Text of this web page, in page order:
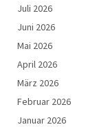
Juli 2026
Juni 2026
Mai 2026
April 2026
März 2026
Februar 2026
Januar 2026